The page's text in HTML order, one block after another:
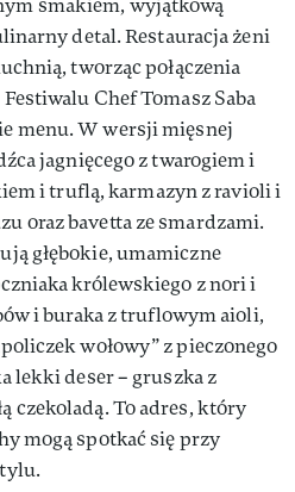
smakiem, wyjątkową
detal. Restauracja żeni
tworząc połączenia
Chef Tomasz Saba
menu. W wersji mięsnej
jagnięcego z twarogiem i
i truflą, karmazyn z ravioli i
oraz bavetta ze smardzami.
głębokie, umamiczne
królewskiego z nori i
i buraka z truflowym aioli,
wołowy” z pieczonego
lekki deser – gruszka z
czekoladą. To adres, który
mogą spotkać się przy